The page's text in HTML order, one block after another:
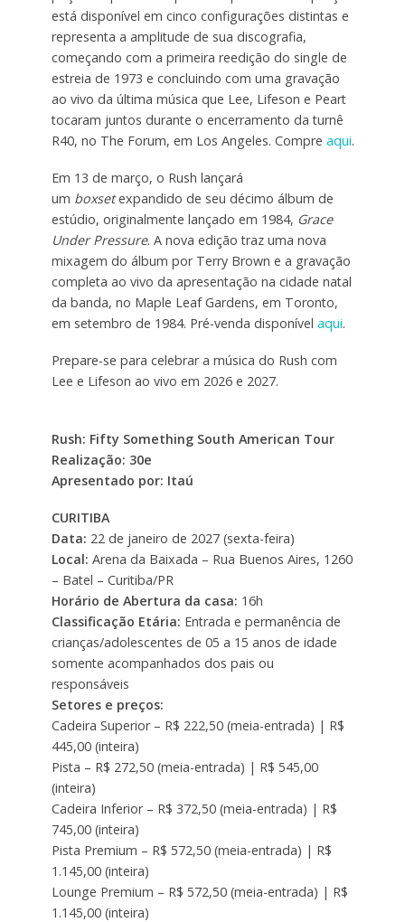
está disponível em cinco configurações distintas e
representa a amplitude de sua discografia,
começando com a primeira reedição do single de
estreia de 1973 e concluindo com uma gravação
ao vivo da última música que Lee, Lifeson e Peart
tocaram juntos durante o encerramento da turnê
R40, no The Forum, em Los Angeles. Compre aqui.
Em 13 de março, o Rush lançará
um boxsetexpandido de seu décimo álbum de
estúdio, originalmente lançado em 1984, Grace
Under Pressure. A nova edição traz uma nova
mixagem do álbum por Terry Brown e a gravação
completa ao vivo da apresentação na cidade natal
da banda, no Maple Leaf Gardens, em Toronto,
em setembro de 1984. Pré-venda disponível aqui.
Prepare-se para celebrar a música do Rush com
Lee e Lifeson ao vivo em 2026 e 2027.
Rush: Fifty Something South American Tour
Realização: 30e
Apresentado por: Itaú
CURITIBA
Data: 22 de janeiro de 2027 (sexta-feira)
Local: Arena da Baixada – Rua Buenos Aires, 1260
– Batel – Curitiba/PR
Horário de Abertura da casa: 16h
Classificação Etária: Entrada e permanência de
crianças/adolescentes de 05 a 15 anos de idade
somente acompanhados dos pais ou
responsáveis
Setores e preços:
Cadeira Superior – R$ 222,50 (meia-entrada) | R$
445,00 (inteira)
Pista – R$ 272,50 (meia-entrada) | R$ 545,00
(inteira)
Cadeira Inferior – R$ 372,50 (meia-entrada) | R$
745,00 (inteira)
Pista Premium – R$ 572,50 (meia-entrada) | R$
1.145,00 (inteira)
Lounge Premium – R$ 572,50 (meia-entrada) | R$
1.145,00 (inteira)